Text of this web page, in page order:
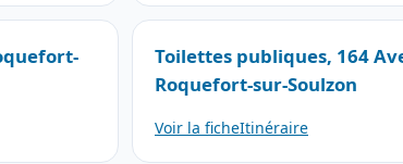
Toilettes publiques, 164
Roquefort-sur-Soulzon
Voir la ficheItinéraire